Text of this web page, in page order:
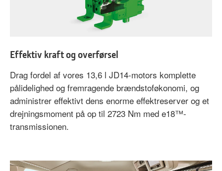
Effektiv kraft og overførsel
Drag fordel af vores 13,6 l JD14-motors komplette
pålidelighed og fremragende brændstoføkonomi, og
administrer effektivt dens enorme effektreserver og et
drejningsmoment på op til 2723 Nm med e18™-
transmissionen.